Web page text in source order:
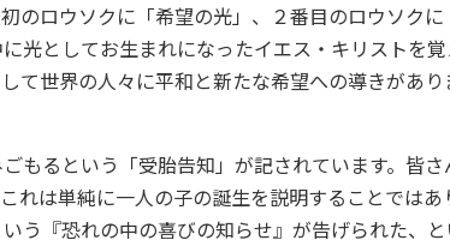
のロウソクに「希望の光」、２番目のロウソクに
光としてお生まれになったイエス・キリストを
て世界の人々に平和と新たな希望への導きがあ
もるという「受胎告知」が記されています。皆さ
れは単純に一人の子の誕生を説明することではあ
う『恐れの中の喜びの知らせ』が告げられた、